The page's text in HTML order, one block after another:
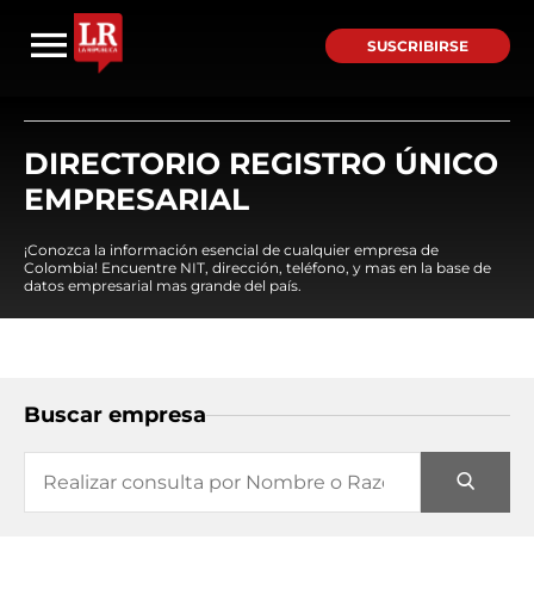
SUSCRIBIRSE
DIRECTORIO REGISTRO ÚNICO
EMPRESARIAL
¡Conozca la información esencial de cualquier empresa de
Colombia! Encuentre NIT, dirección, teléfono, y mas en la base de
datos empresarial mas grande del país.
Buscar empresa